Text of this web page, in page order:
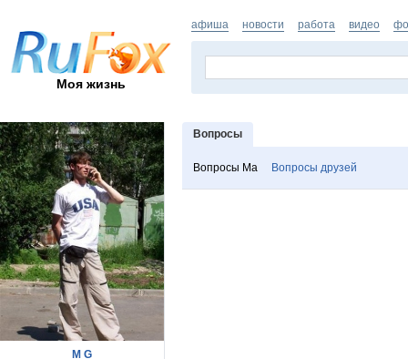
Моя жизнь
афиша новости работа видео
Вопросы
Вопросы Ма Вопросы друзей
М G